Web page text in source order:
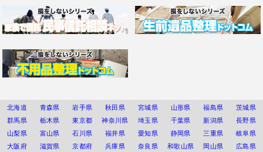
北海道 青森県 岩手県 秋田県 宮城県 山形県 福島県
茨城県
群馬県
栃木県 東京都 神奈川県 埼玉県 千葉県 新潟県
長野県
山梨県
富山県 石川県 福井県 愛知県 静岡県 三重県
岐阜県
大阪府
滋賀県 京都府 兵庫県 奈良県 和歌山県 岡山県
広島県